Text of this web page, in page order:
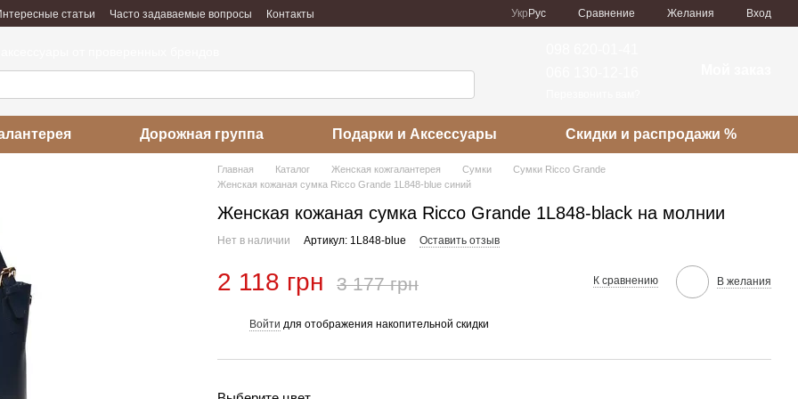
статьи Часто задаваемые вопросы
Контакты
Укр Рус Сравнение Желания Вход
Дорожная группа Подарки и Аксессуары Скидки и распродажи %
Главная Каталог Женская кожгалантерея Сумки
Сумки Ricco Grande
Женская кожаная сумка Ricco Grande 1L848-blue синий
Женская кожаная сумка Ricco Grande 1L848-black на молнии
Нет в наличии Артикул: 1L848-blue Оставить отзыв
2 118 грн 3 177 грн К сравнению В желания
Войти для отображения накопительной скидки